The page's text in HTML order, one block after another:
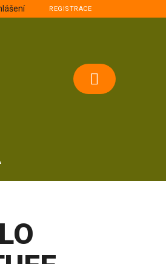
REGISTRACE
NÁKUPNÍ